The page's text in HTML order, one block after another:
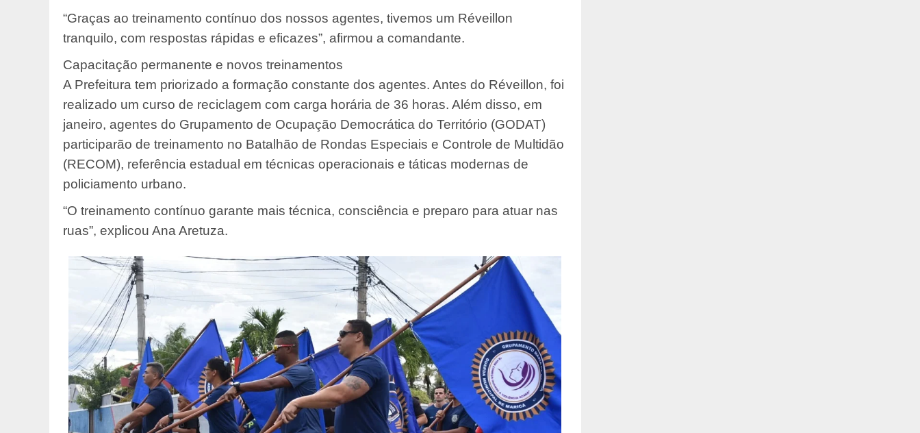
“Graças ao treinamento contínuo dos nossos agentes, tivemos um Réveillon
tranquilo, com respostas rápidas e eficazes”, afirmou a comandante.
Capacitação permanente e novos treinamentos
A Prefeitura tem priorizado a formação constante dos agentes. Antes do Réveillon, foi
realizado um curso de reciclagem com carga horária de 36 horas. Além disso, em
janeiro, agentes do Grupamento de Ocupação Democrática do Território (GODAT)
participarão de treinamento no Batalhão de Rondas Especiais e Controle de Multidão
(RECOM), referência estadual em técnicas operacionais e táticas modernas de
policiamento urbano.
“O treinamento contínuo garante mais técnica, consciência e preparo para atuar nas
ruas”, explicou Ana Aretuza.